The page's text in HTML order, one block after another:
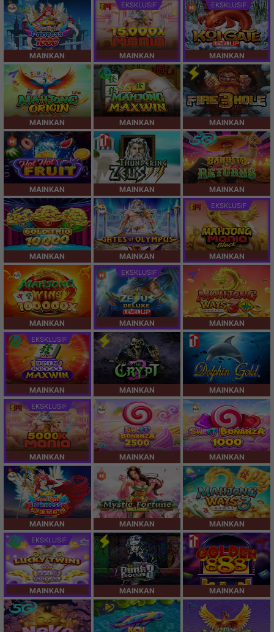
MAINKAN
EKSKLUSIF
MAINKAN
EKSKLUSIF
MAINKAN
MAINKAN MAINKAN MAINKAN
MAINKAN MAINKAN MAINKAN
MAINKAN MAINKAN
EKSKLUSIF
MAINKAN
MAINKAN
EKSKLUSIF
MAINKAN MAINKAN
EKSKLUSIF
MAINKAN MAINKAN MAINKAN
EKSKLUSIF
MAINKAN MAINKAN MAINKAN
MAINKAN MAINKAN MAINKAN
EKSKLUSIF
MAINKAN MAINKAN MAINKAN